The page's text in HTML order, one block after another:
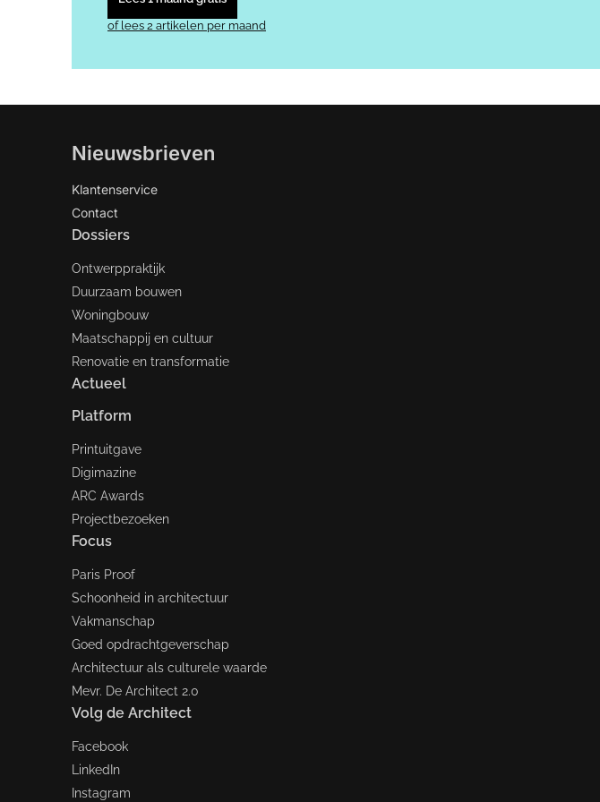
of lees 2 artikelen per maand
Nieuwsbrieven
Klantenservice
Contact
Dossiers
Ontwerppraktijk
Duurzaam bouwen
Woningbouw
Maatschappij en cultuur
Renovatie en transformatie
Actueel
Platform
Printuitgave
Digimazine
ARC Awards
Projectbezoeken
Focus
Paris Proof
Schoonheid in architectuur
Vakmanschap
Goed opdrachtgeverschap
Architectuur als culturele waarde
Mevr. De Architect 2.0
Volg de Architect
Facebook
LinkedIn
Instagram